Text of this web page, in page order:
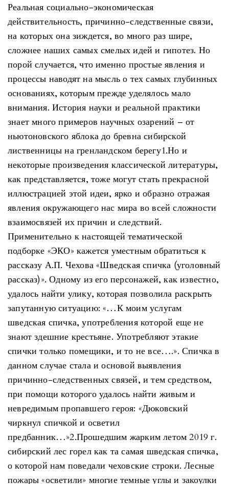
Реальная социально-экономическая
действительность, причинно-следственные связи,
на которых она зиждется, во много раз шире,
сложнее наших самых смелых идей и гипотез. Но
порой случается, что именно простые явления и
процессы наводят на мысль о тех самых глубинных
основаниях, которым прежде уделялось мало
внимания. История науки и реальной практики
знает много примеров научных озарений – от
ньютоновского яблока до бревна сибирской
лиственницы на гренландском берегу1.Но и
некоторые произведения классической литературы,
как представляется, тоже могут стать прекрасной
иллюстрацией этой идеи, ярко и образно отражая
явления окружающего нас мира во всей сложности
взаимосвязей их причин и следствий.
Применительно к настоящей тематической
подборке «ЭКО» кажется уместным обратиться к
рассказу А.П. Чехова «Шведская спичка (уголовный
рассказ)». Одному из его персонажей, как известно,
удалось найти улику, которая позволила раскрыть
запутанную ситуацию: «…К моим услугам
шведская спичка, употребления которой еще не
знают здешние крестьяне. Употребляют этакие
спички только помещики, и то не все….». Спичка в
данном случае стала и основой выявления
причинно-следственных связей, и тем средством,
при помощи которого удалось найти живым и
невредимым пропавшего героя: «Дюковский
чиркнул спичкой и осветил
предбанник…»2.Прошедшим жарким летом 2019 г.
сибирский лес горел как та самая шведская спичка,
о которой нам поведали чеховские строки. Лесные
пожары «осветили» многие темные углы и закоулки